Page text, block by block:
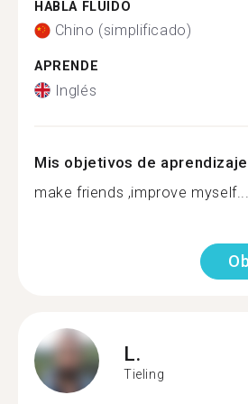
HABLA FLUIDO
Chino (simplificado)
APRENDE
Inglés
Mis objetivos de aprendizaje
make friends ,improve myself...
L.
Tieling